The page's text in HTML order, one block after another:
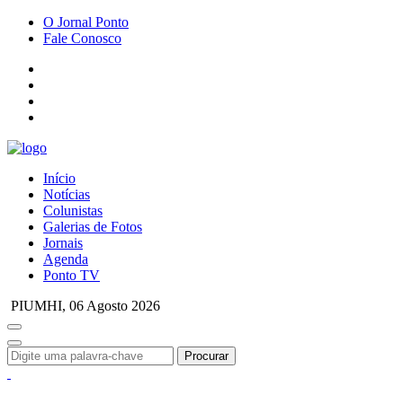
O Jornal Ponto
Fale Conosco
Início
Notícias
Colunistas
Galerias de Fotos
Jornais
Agenda
Ponto TV
PIUMHI, 06 Agosto 2026
Procurar